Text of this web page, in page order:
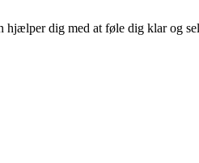
dig med at føle dig klar og